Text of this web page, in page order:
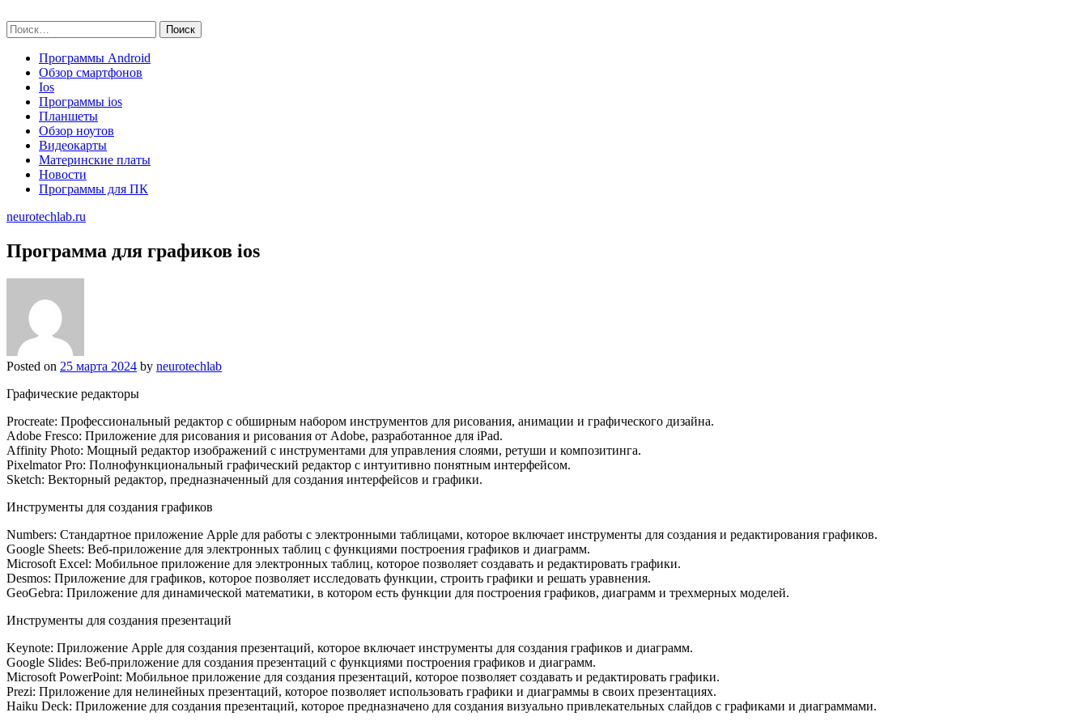
to
content
Найти:
Программы Android
Обзор смартфонов
Ios
Программы ios
Планшеты
Обзор ноутов
Видеокарты
Материнские платы
Новости
Программы для ПК
neurotechlab.ru
Программа для графиков ios
Posted on 25 марта 2024 by neurotechlab
Графические редакторы
Procreate: Профессиональный редактор с обширным набором инструментов для рисования, анимации и графического дизайна.
Adobe Fresco: Приложение для рисования и рисования от Adobe, разработанное для iPad.
Affinity Photo: Мощный редактор изображений с инструментами для управления слоями, ретуши и композитинга.
Pixelmator Pro: Полнофункциональный графический редактор с интуитивно понятным интерфейсом.
Sketch: Векторный редактор, предназначенный для создания интерфейсов и графики.
Инструменты для создания графиков
Numbers: Стандартное приложение Apple для работы с электронными таблицами, которое включает инструменты для создания и редактирования графиков.
Google Sheets: Веб-приложение для электронных таблиц с функциями построения графиков и диаграмм.
Microsoft Excel: Мобильное приложение для электронных таблиц, которое позволяет создавать и редактировать графики.
Desmos: Приложение для графиков, которое позволяет исследовать функции, строить графики и решать уравнения.
GeoGebra: Приложение для динамической математики, в котором есть функции для построения графиков, диаграмм и трехмерных моделей.
Инструменты для создания презентаций
Keynote: Приложение Apple для создания презентаций, которое включает инструменты для создания графиков и диаграмм.
Google Slides: Веб-приложение для создания презентаций с функциями построения графиков и диаграмм.
Microsoft PowerPoint: Мобильное приложение для создания презентаций, которое позволяет создавать и редактировать графики.
Prezi: Приложение для нелинейных презентаций, которое позволяет использовать графики и диаграммы в своих презентациях.
Haiku Deck: Приложение для создания презентаций, которое предназначено для создания визуально привлекательных слайдов с графиками и диаграммами.